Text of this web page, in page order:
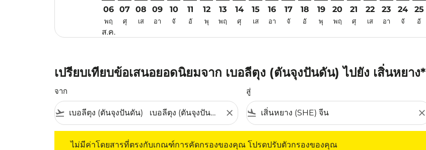
06
พฤ
ส.ค.
07
ศุ
08
เส
09
อา
10
จั
11
อั
12
พุ
13
พฤ
14
ศุ
15
เส
16
อา
17
จั
18
อั
19
พุ
20
พฤ
21
ศุ
22
เส
23
อา
24
จั
25
อั
เปรียบเทียบข้อเสนอยอดนิยมจาก เบอลีตุง (ตันจุงปันดัน) ไปยัง เสิ่นหยาง*
จาก
flight_takeoff close
สู่
flight_land close
ไม่มีค่าโดยสารที่ตรงกับเกณฑ์การคัดกรองของคุณ โปรดปรับตัวกรองของคุณ